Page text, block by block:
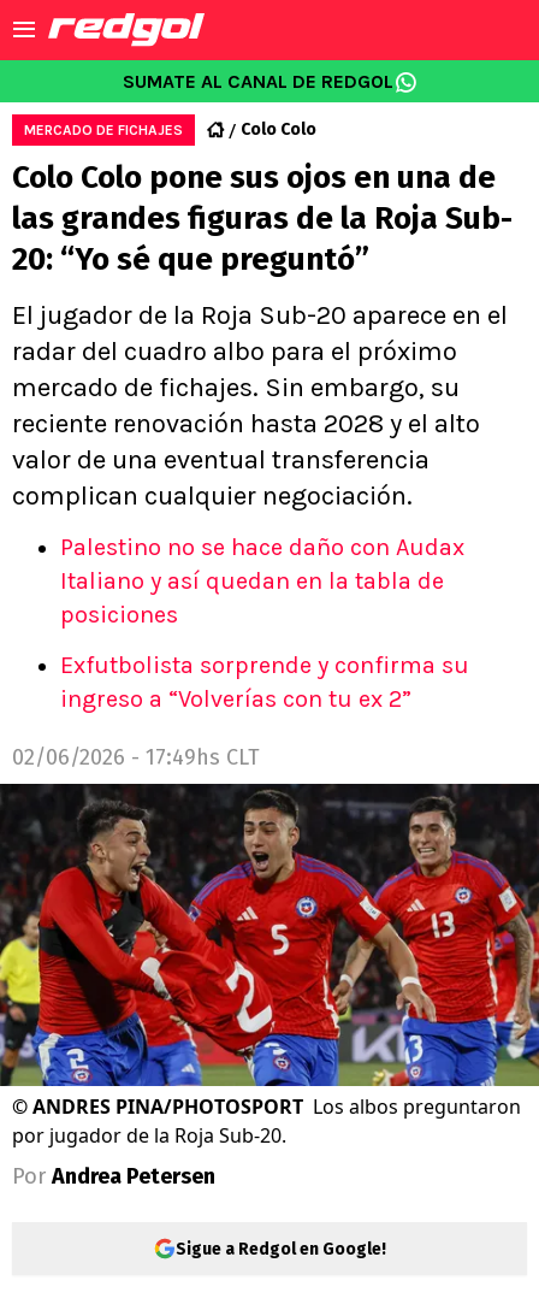
SUMATE AL CANAL DE REDGOL
MERCADO DE FICHAJES Colo Colo
Colo Colo pone sus ojos en una de
las grandes figuras de la Roja Sub-
20: “Yo sé que preguntó”
El jugador de la Roja Sub-20 aparece en el
radar del cuadro albo para el próximo
mercado de fichajes. Sin embargo, su
reciente renovación hasta 2028 y el alto
valor de una eventual transferencia
complican cualquier negociación.
Palestino no se hace daño con Audax
Italiano y así quedan en la tabla de
posiciones
Exfutbolista sorprende y confirma su
ingreso a “Volverías con tu ex 2”
02/06/2026 - 17:49hs CLT
©ANDRES PINA/PHOTOSPORT Los albos preguntaron
por jugador de la Roja Sub-20.
Por Andrea Petersen
Sigue a Redgol en Google!